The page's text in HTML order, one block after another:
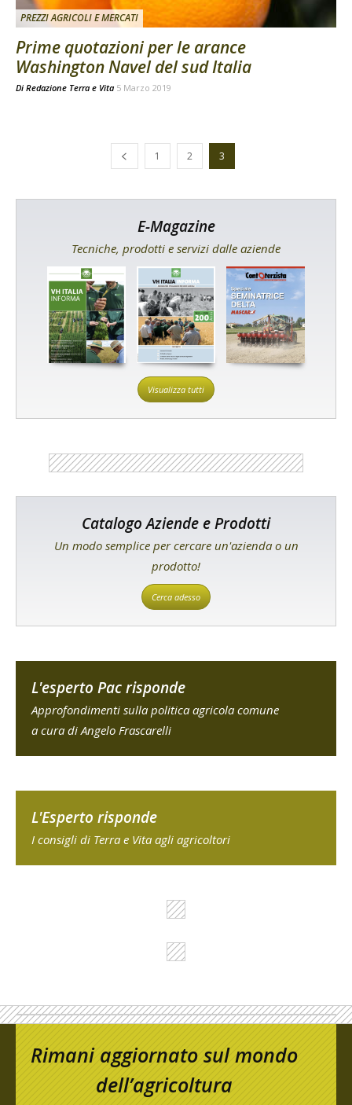
PREZZI AGRICOLI E MERCATI
Prime quotazioni per le arance
Washington Navel del sud Italia
Di Redazione Terra e Vita 5 Marzo 2019
1 2 3
E-Magazine
Tecniche, prodotti e servizi dalle aziende
Visualizza tutti
Catalogo Aziende e Prodotti
Un modo semplice per cercare un'azienda o un
prodotto!
Cerca adesso
L'esperto Pac risponde
Approfondimenti sulla politica agricola comune
a cura di Angelo Frascarelli
L'Esperto risponde
I consigli di Terra e Vita agli agricoltori
Rimani aggiornato sul mondo
dell’agricoltura